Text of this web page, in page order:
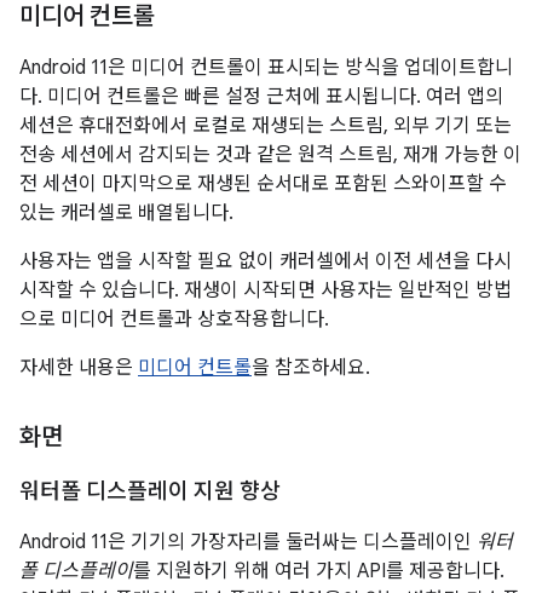
미디어 컨트롤
Android 11은 미디어 컨트롤이 표시되는 방식을 업데이트합니
다. 미디어 컨트롤은 빠른 설정 근처에 표시됩니다. 여러 앱의
세션은 휴대전화에서 로컬로 재생되는 스트림, 외부 기기 또는
전송 세션에서 감지되는 것과 같은 원격 스트림, 재개 가능한 이
전 세션이 마지막으로 재생된 순서대로 포함된 스와이프할 수
있는 캐러셀로 배열됩니다.
사용자는 앱을 시작할 필요 없이 캐러셀에서 이전 세션을 다시
시작할 수 있습니다. 재생이 시작되면 사용자는 일반적인 방법
으로 미디어 컨트롤과 상호작용합니다.
자세한 내용은 미디어 컨트롤을 참조하세요.
화면
워터폴 디스플레이 지원 향상
Android 11은 기기의 가장자리를 둘러싸는 디스플레이인 워터
폴 디스플레이를 지원하기 위해 여러 가지 API를 제공합니다.